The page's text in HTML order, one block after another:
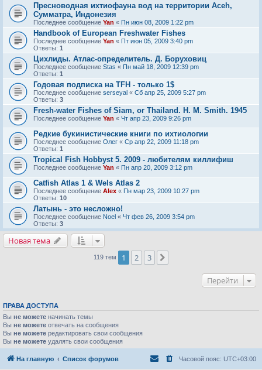
Пресноводная ихтиофауна вод на территории Aceh,
Сумматра, Индонезия
Последнее сообщение Yan « Пн июн 08, 2009 1:22 pm
Handbook of European Freshwater Fishes
Последнее сообщение Yan « Пт июн 05, 2009 3:40 pm
Ответы: 1
Цихлиды. Атлас-определитель. Д. Боруховиц
Последнее сообщение Stas « Пн май 18, 2009 12:39 pm
Ответы: 1
Годовая подписка на TFH - только 1$
Последнее сообщение serseyal « Сб апр 25, 2009 5:27 pm
Ответы: 3
Fresh-water Fishes of Siam, or Thailand. H. M. Smith. 1945
Последнее сообщение Yan « Чт апр 23, 2009 9:26 pm
Редкие букинистические книги по ихтиологии
Последнее сообщение Олег « Ср апр 22, 2009 11:18 pm
Ответы: 1
Tropical Fish Hobbyst 5. 2009 - любителям киллифиш
Последнее сообщение Yan « Пн апр 20, 2009 3:12 pm
Catfish Atlas 1 & Wels Atlas 2
Последнее сообщение Alex « Пн мар 23, 2009 10:27 pm
Ответы: 10
Латынь - это несложно!
Последнее сообщение Noel « Чт фев 26, 2009 3:54 pm
Ответы: 3
Новая тема
119 тем 1 2 3
Перейти
ПРАВА ДОСТУПА
Вы не можете начинать темы
Вы не можете отвечать на сообщения
Вы не можете редактировать свои сообщения
Вы не можете удалять свои сообщения
На главную Список форумов Часовой пояс: UTC+03:00